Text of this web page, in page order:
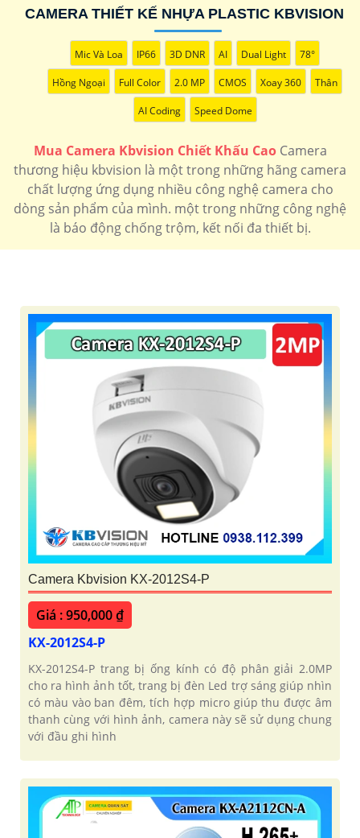
100.000 VNĐ Camera thân hồng ngoại kbvision giá rẻ trọn góiKX-
C2102LQ-A
🔆 Lắp Camera Kbvision FUll Color
📎670.000 VNĐ Camera có màu ban đêm độ phân giải cao KX-
AF2111N3
speedom
Ip
kbvision
4k
Kbvision
2k
kbvision
camera
có màu
ban
đêm
kbvision
'
CAMERA THIẾT KẾ NHỰA PLASTIC KBVISION
Mic Và Loa IP66 3D DNR AI Dual Light 78°
Hồng Ngoại Full Color 2.0 MP CMOS Xoay 360 Thân
AI Coding Speed Dome
Mua Camera Kbvision Chiết Khấu CaoCamera
thương hiệu kbvision là một trong những hãng camera
chất lượng ứng dụng nhiều công nghệ camera cho
dòng sản phẩm của mình. một trong những công nghệ
là báo động chống trộm, kết nối đa thiết bị.
Camera Kbvision KX-2012S4-P
Giá : 950,000 ₫
KX-2012S4-P
KX-2012S4-P trang bị ống kính có độ phân giải 2.0MP
cho ra hình ảnh tốt, trang bị đèn Led trợ sáng giúp nhìn
có màu vào ban đêm, tích hợp micro giúp thu được âm
thanh cùng với hình ảnh, camera này sẽ sử dụng chung
với đầu ghi hình